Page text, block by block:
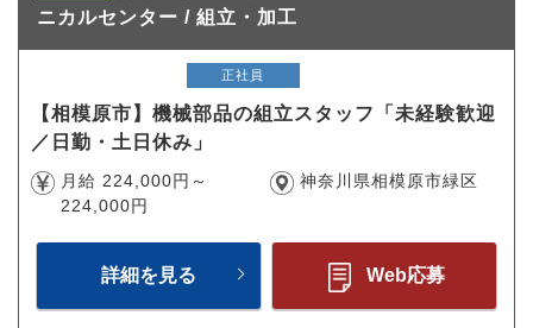
ニカルセンター / 組立・加工
正社員
【相模原市】機械部品の組立スタッフ「未経験歓迎
／日勤・土日休み」
月給 224,000円～
224,000円
神奈川県相模原市緑区
詳細を見る Web応募